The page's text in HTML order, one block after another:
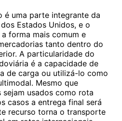
é uma parte integrante da
Estados Unidos, e o
forma mais comum e
tanto dentro do
A particularidade do
é a capacidade de
de carga ou utilizá-lo como
Mesmo que
usados ​​como rota
casos a entrega final será
recurso torna o transporte